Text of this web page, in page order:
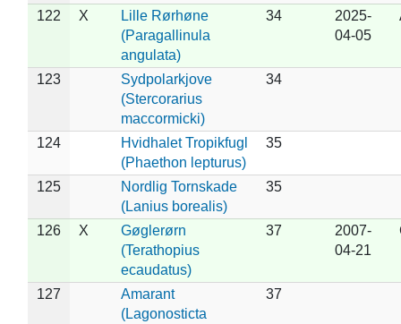
122 X
Lille Rørhøne
(Paragallinula
angulata)
34
2025-
04-05
123
Sydpolarkjove
(Stercorarius
maccormicki)
34
124
Hvidhalet Tropikfugl
(Phaethon lepturus)
35
125
Nordlig Tornskade
(Lanius borealis)
35
126 X
Gøglerørn
(Terathopius
ecaudatus)
37
2007-
04-21
127
Amarant
(Lagonosticta
37